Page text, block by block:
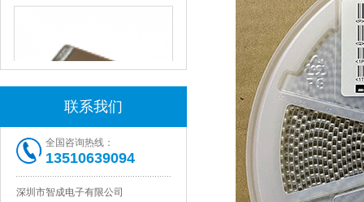
联系我们
全国咨询热线：
13510639094
深圳市智成电子有限公司